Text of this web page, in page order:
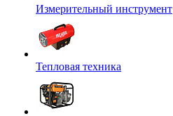
Измерительный инструмент
Тепловая техника